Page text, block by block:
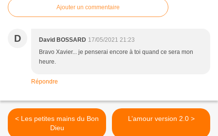
Ajouter un commentaire
D David BOSSARD 17/05/2021 21:23
Bravo Xavier... je penserai encore à toi quand ce sera mon
heure.
Répondre
< Les petites mains du Bon
Dieu
L’amour version 2.0 >